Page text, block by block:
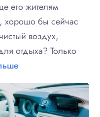
его жителям
хорошо бы сейчас
воздух,
отдыха? Только